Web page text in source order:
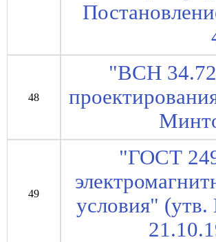
48
"ВСН
49
"ГОСТ
условия"